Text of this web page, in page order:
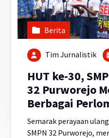
Berita
Tim Jurnalistik
HUT ke-30,
32 Purworejo
Berbagai
Semarak perayaan
SMPN 32 Purworejo,